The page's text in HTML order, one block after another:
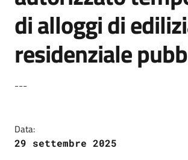
di alloggi di
residenziale
Dettagli della notizia
---
Data:
29 settembre 2025